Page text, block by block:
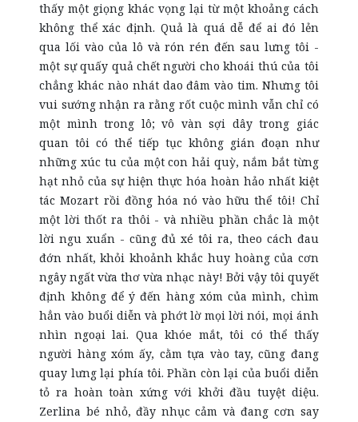
thấy một giọng khác vọng lại từ một khoảng cách
không thể xác định. Quả là quá dễ để ai đó lẻn
qua lối vào của lô và rón rén đến sau lưng tôi -
một sự quấy quả chết người cho khoái thú của tôi
chẳng khác nào nhát dao đâm vào tim. Nhưng tôi
vui sướng nhận ra rằng rốt cuộc mình vẫn chỉ có
một mình trong lô; vô vàn sợi dây trong giác
quan tôi có thể tiếp tục không gián đoạn như
những xúc tu của một con hải quỳ, nắm bắt từng
hạt nhỏ của sự hiện thực hóa hoàn hảo nhất kiệt
tác Mozart rồi đồng hóa nó vào hữu thể tôi! Chỉ
một lời thốt ra thôi - và nhiều phần chắc là một
lời ngu xuẩn - cũng đủ xé tôi ra, theo cách đau
đớn nhất, khỏi khoảnh khắc huy hoàng của cơn
ngây ngất vừa thơ vừa nhạc này! Bởi vậy tôi quyết
định không để ý đến hàng xóm của mình, chìm
hẳn vào buổi diễn và phớt lờ mọi lời nói, mọi ánh
nhìn ngoại lai. Qua khóe mắt, tôi có thể thấy
người hàng xóm ấy, cằm tựa vào tay, cũng đang
quay lưng lại phía tôi. Phần còn lại của buổi diễn
tỏ ra hoàn toàn xứng với khởi đầu tuyệt diệu.
Zerlina bé nhỏ, đầy nhục cảm và đang cơn say